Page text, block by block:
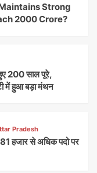
Strong
2000 Crore?
हुए 200 साल पूरे,
में हुआ बड़ा मंथन
Pradesh
81 हजार से अधिक पदो पर